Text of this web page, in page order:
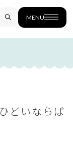
MENU
どいならば